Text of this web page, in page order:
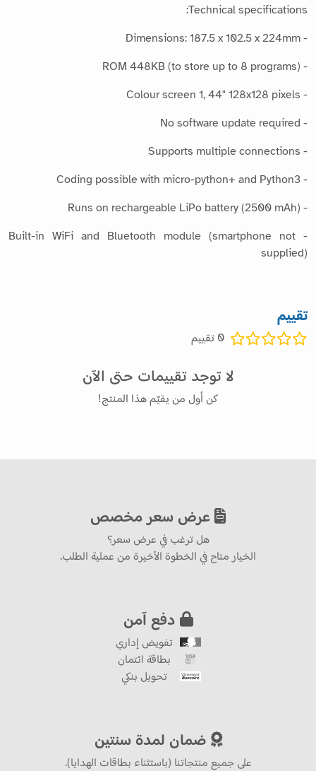
Technical specifications:
- Dimensions: 187.5 x 102.5 x 224mm
- ROM 448KB (to store up to 8 programs)
- Colour screen 1, 44" 128x128 pixels
- No software update required
- Supports multiple connections
- Coding possible with micro-python+ and Python3
- Runs on rechargeable LiPo battery (2500 mAh)
- Built-in WiFi and Bluetooth module (smartphone not
supplied)
تقييم
0 تقييم
لا توجد تقييمات حتى الآن
كن أول من يقيّم هذا المنتج!
عرض سعر مخصص
هل ترغب في عرض سعر؟
الخيار متاح في الخطوة الأخيرة من عملية الطلب.
دفع آمن
تفويض إداري
بطاقة ائتمان
تحويل بنكي
ضمان لمدة سنتين
على جميع منتجاتنا (باستثناء بطاقات الهدايا).